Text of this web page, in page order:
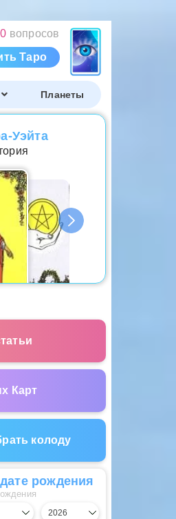
вопросов
Таро
Планеты
Уэйта
Карт
колоду
рождения